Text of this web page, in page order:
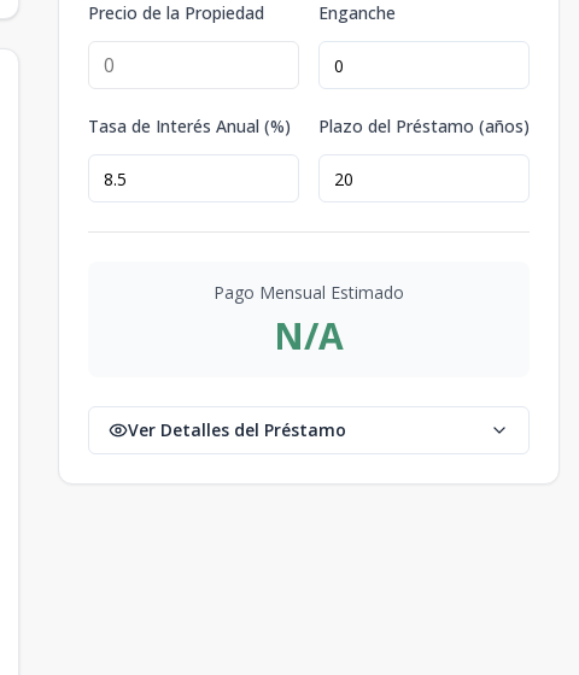
Precio de la Propiedad Enganche
Tasa de Interés Anual (%) Plazo del Préstamo (años)
Pago Mensual Estimado
N/A
Ver Detalles del Préstamo